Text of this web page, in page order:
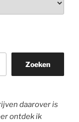
Zoeken
daarover is
ontdek ik